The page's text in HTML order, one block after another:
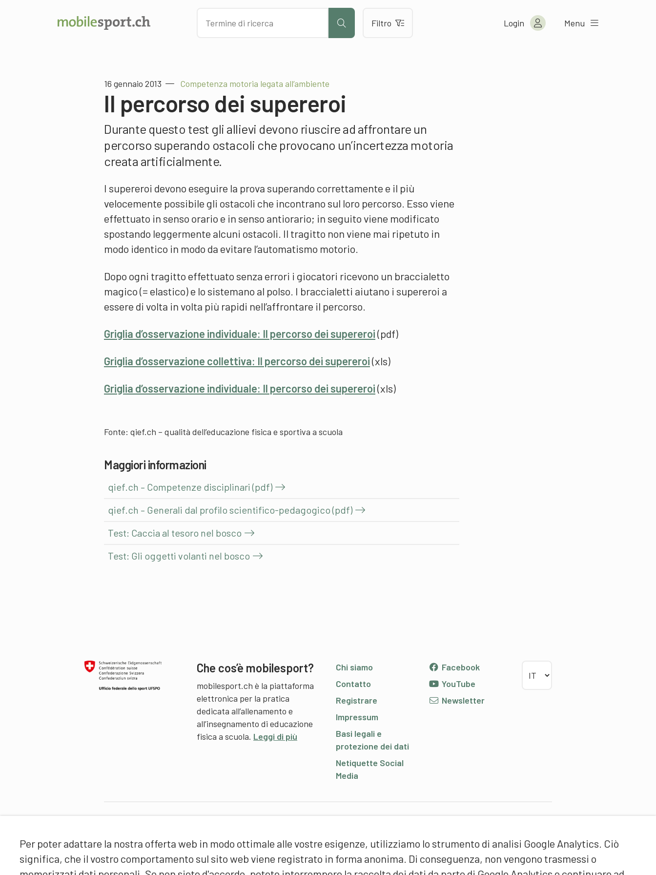
Per poter adattare la nostra offerta web in modo ottimale alle vostre esigenze, utilizziamo lo strumento di analisi Google Analytics. Ciò
significa, che il vostro comportamento sul sito web viene registrato in forma anonima. Di conseguenza, non vengono trasmessi o
Filtro Login Menu
16 gennaio 2013 Competenza motoria legata all’ambiente
Il percorso dei supereroi
Durante questo test gli allievi devono riuscire ad affrontare un
percorso superando ostacoli che provocano un’incertezza motoria
creata artificialmente.
I supereroi devono eseguire la prova superando correttamente e il più
velocemente possibile gli ostacoli che incontrano sul loro percorso. Esso viene
effettuato in senso orario e in senso antiorario; in seguito viene modificato
spostando leggermente alcuni ostacoli. Il tragitto non viene mai ripetuto in
modo identico in modo da evitare l’automatismo motorio.
Dopo ogni tragitto effettuato senza errori i giocatori ricevono un braccialetto
magico (= elastico) e lo sistemano al polso. I braccialetti aiutano i supereroi a
essere di volta in volta più rapidi nell’affrontare il percorso.
Griglia d’osservazione individuale: Il percorso dei supereroi(pdf)
Griglia d’osservazione collettiva: Il percorso dei supereroi(xls)
Griglia d’osservazione individuale: Il percorso dei supereroi(xls)
Fonte: qief.ch – qualità dell’educazione fisica e sportiva a scuola
Maggiori informazioni
qief.ch – Competenze disciplinari (pdf)
qief.ch – Generali dal profilo scientifico-pedagogico (pdf)
Test: Caccia al tesoro nel bosco
Test: Gli oggetti volanti nel bosco
Che cos’è mobilesport?
mobilesport.ch è la piattaforma
elettronica per la pratica
dedicata all’allenamento e
all’insegnamento di educazione
fisica a scuola. Leggi di più
Chi siamo
Contatto
Registrare
Impressum
Basi legali e
protezione dei dati
Netiquette Social
Media
Facebook
YouTube
Newsletter
Scuola universitaria federale
dello Sport Macolin SUFSM
(DE/FR)